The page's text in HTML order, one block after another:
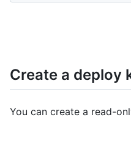
Create a deploy
You can create a read-